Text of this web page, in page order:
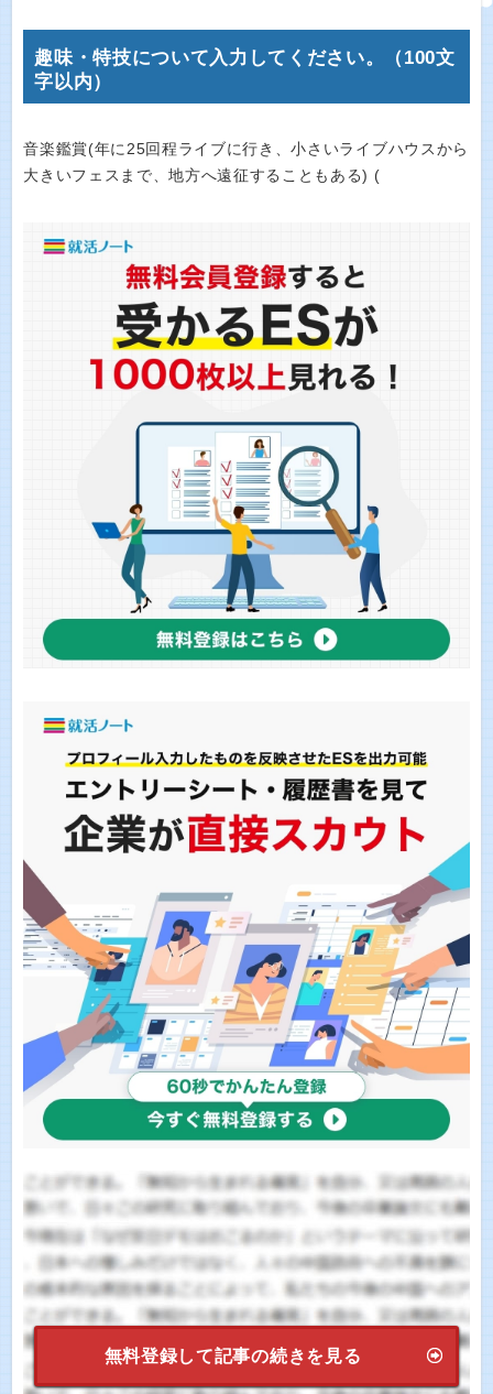
趣味・特技について入力してください。（100文
字以内）
音楽鑑賞(年に25回程ライブに行き、小さいライブハウスから
大きいフェスまで、地方へ遠征することもある) (
無料登録して記事の続きを見る